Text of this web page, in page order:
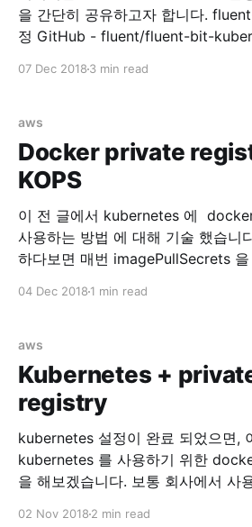
을 간단히 공유하고자 합니다. fluent-bit deamonset 설
정 GitHub - fluent/fluent-bit-kubernetes-logging:
https://
kubernetes-logging/master/
account.yaml $ kubectl create -f
07 Dec 2018 3 min read
aws
Docker private
KOPS
이 전 글에서 kubernetes 에
사용하는 방법 에 대해 기술 했습니다. 하지만 막상
하다보면 매번 imagePullSecrets
04 Dec 2018 1 min read
aws
Kubernetes +
registry
kubernetes 설정이 완료 되었으면,
kubernetes 를 사용하기 위한
을 해보겠습니다. 보통 회사에서 사용할 때는 자체
02 Nov 2018 2 min read